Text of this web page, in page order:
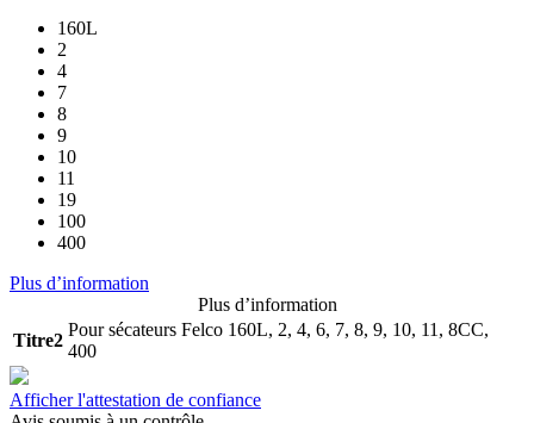
160L
2
4
7
8
9
10
11
19
100
400
Plus d’information
Plus d’information
Titre2
Pour sécateurs Felco 160L, 2, 4, 6, 7, 8, 9, 10, 11, 8CC,
400
Afficher l'attestation de confiance